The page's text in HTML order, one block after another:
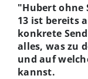
"Hubert
13 ist bereits
konkrete
alles, was zu
und auf
kannst.